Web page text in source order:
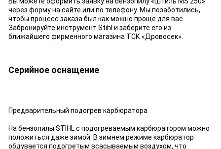
через форму на сайте или по телефону. Мы позаботились,
чтобы процесс заказа был как можно проще для вас.
Забронируйте инструмент Stihl и заберите его из
ближайшего фирменного магазина ТСК «Дровосек».
Серийное оснащение
Предварительный подогрев карбюратора
На бензопилы STIHL с подогреваемым карбюратором можно
положиться даже зимой. В зимнем режиме карбюратор
обдувается подогретым всасываемым воздухом, что